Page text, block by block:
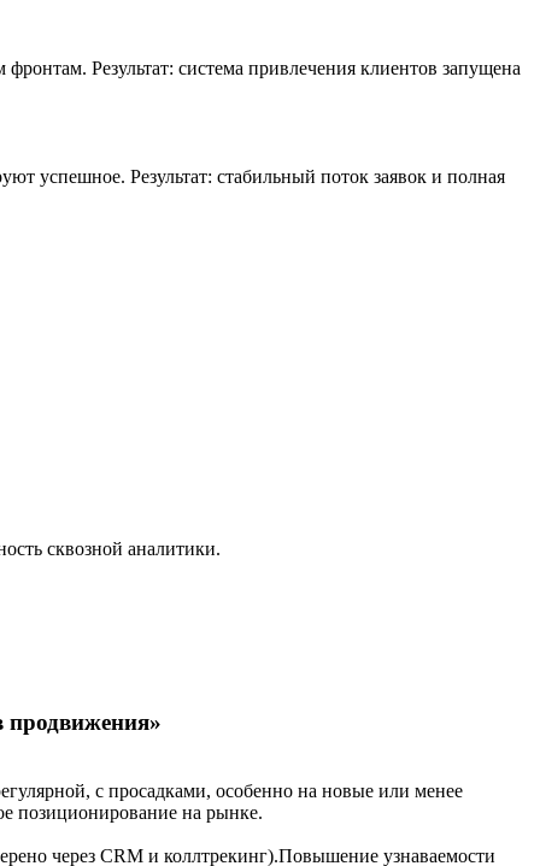
фронтам. Результат: система привлечения клиентов запущена
успешное. Результат: стабильный поток заявок и полная
сквозной аналитики.
продвижения»
с просадками, особенно на новые или менее
позиционирование на рынке.
через CRM и коллтрекинг).Повышение узнаваемости